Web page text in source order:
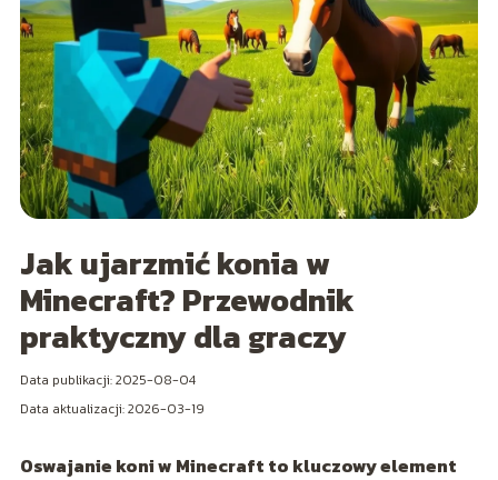
Jak ujarzmić konia w
Minecraft? Przewodnik
praktyczny dla graczy
Data publikacji: 2025-08-04
Data aktualizacji: 2026-03-19
Oswajanie koni w Minecraft to kluczowy element